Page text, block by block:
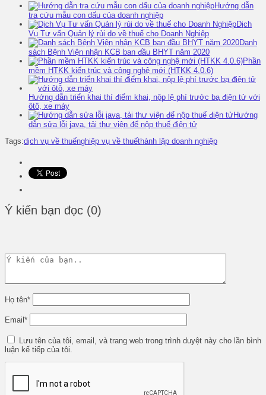
Hướng dẫn
tra cứu mẫu con dấu của doanh nghiệp
Dịch
Vụ Tư vấn Quản lý rủi do về thuế cho Doanh Nghiệp
Danh
sách Bệnh Viện nhận KCB ban đầu BHYT năm 2020
Phần
mềm HTKK kiến trúc và công nghệ mới (HTKK 4.0.6)
Hướng dẫn triển khai thí điểm khai, nộp lệ phí trước bạ điện tử với
ôtô, xe máy
Hướng
dẫn sửa lỗi java, tải thư viện để nộp thuế điện tử
Tags:dịch vụ về thuếnghiệp vụ về thuếthành lập doanh nghiệp
Ý kiến bạn đọc (0)
Họ tên*
Email *
Lưu tên của tôi, email, và trang web trong trình duyệt này cho lần bình
luận kế tiếp của tôi.